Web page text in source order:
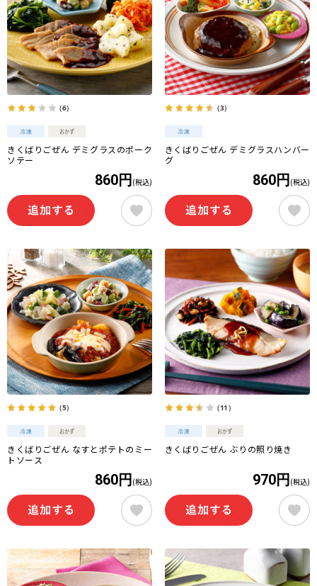
（6）
きくばりごぜん デミグラスのポーク
ソテー
860円 (税込)
（3）
きくばりごぜん デミグラスハンバー
グ
860円 (税込)
（5）
きくばりごぜん なすとポテトのミー
トソース
860円 (税込)
（11）
きくばりごぜん ぶりの照り焼き
970円 (税込)